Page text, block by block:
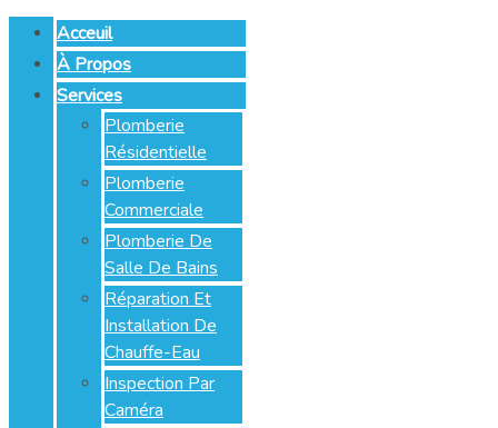
Acceuil
À Propos
Services
Plomberie
Résidentielle
Plomberie
Commerciale
Plomberie De
Salle De Bains
Réparation Et
Installation De
Chauffe-Eau
Inspection Par
Caméra